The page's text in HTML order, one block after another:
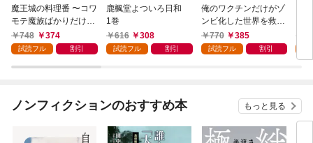
魔王城の料理番 〜コワ
モテ魔族ばかりだけ
ど、ホワイトな職場で
す〜 1巻
748 374
試読フル 割引
鹿楓堂よついろ日和
1巻
616
308
試読フル 割引
俺のワクチンだけがゾ
ンビ化した世界を救え
る 1巻
770 385
試読フル 割引
ノンフィクションのおすすめ本 もっと見る